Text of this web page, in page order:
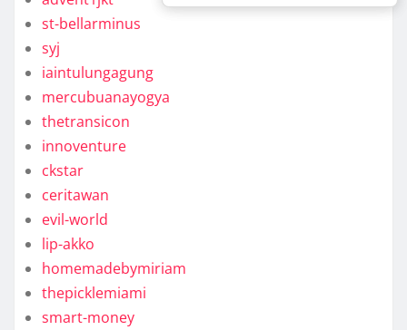
st-bellarminus
syj
iaintulungagung
mercubuanayogya
thetransicon
innoventure
ckstar
ceritawan
evil-world
lip-akko
homemadebymiriam
thepicklemiami
smart-money